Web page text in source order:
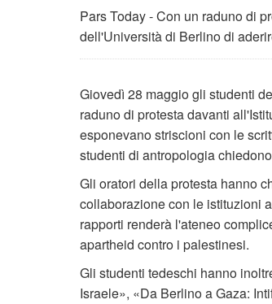
Pars Today - Con un raduno di
dell'Università di Berlino di
Giovedì 28 maggio gli studenti
raduno di protesta davanti
esponevano striscioni con le
studenti di antropologia
Gli oratori della protesta hanno
collaborazione con le istituzioni
rapporti renderà l'ateneo
apartheid contro i palestinesi.
Gli studenti tedeschi hanno
Israele», «Da Berlino a Gaza: